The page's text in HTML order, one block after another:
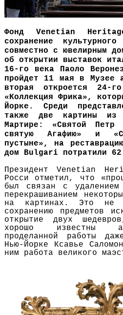
Фонд Venetian
сохранение
совместно с ювелирным
об открытии выставок
16-го века Паоло
пройдет 11 мая в Музее
вторая откроется 24-
«Коллекция Фрика»,
Йорке. Среди
также две картины из
Мартире: «Святой Петр
святую Агафию» и
пустыне», на
дом Bulgari потратили 62
Президент Venetian
Росси отметил, что
был связан с
перекрашиванием
на картинах. Это не
сохранению предметов
открытие двух
хорошо известны
проделанной работы
Нью-Йорке Ксавье
ним работа великого